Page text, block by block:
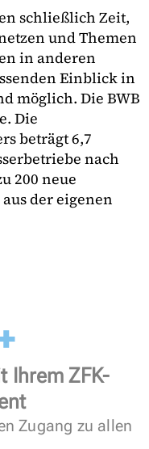
schließlich Zeit,
und Themen
in anderen
Einblick in
möglich. Die BWB
Die
beträgt 6,7
nach
200 neue
der eigenen
Ihrem ZFK-
Zugang zu allen